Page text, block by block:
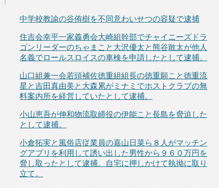
中学校教諭の谷侑樹を不同意わいせつの容疑で逮捕
住吉会幸平一家義勇会大崎組幹部でチャイニーズドラ
ゴンリーダーのちゃまこと大沢優太と熊谷敢太が他人
名義でロールスロイスの車検を申請したとして逮捕。
山口組兼一会若頭補佐徳重組組長の徳重願こと徳重流
星と吉田真由美と大森累がミナミでホストクラブの無
料案内所を経営していたとして逮捕。
小山恵吾が伸和物流取締役の伊能こと長島を脅迫した
として逮捕。
小倉拓実と風俗店従業員の嘉山日菜ら８人がマッチン
グアプリを利用して誘い出した男性から９６０万円を
脅し取ったとして逮捕。自宅に押しかけて執拗に取り
立て。